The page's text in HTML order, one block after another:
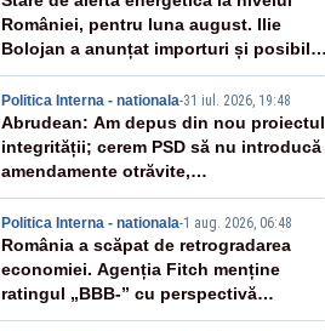
României, pentru luna august. Ilie
Bolojan a anunțat importuri și posibile
restricții – VIDEO
Politica Interna - nationala-31 iul. 2026, 19:48
Abrudean: Am depus din nou proiectul
integrității; cerem PSD să nu introducă
amendamente otrăvite,
neconstituționale
Politica Interna - nationala-1 aug. 2026, 06:48
România a scăpat de retrogradarea
economiei. Agenția Fitch menține
ratingul „BBB-” cu perspectivă
negativă